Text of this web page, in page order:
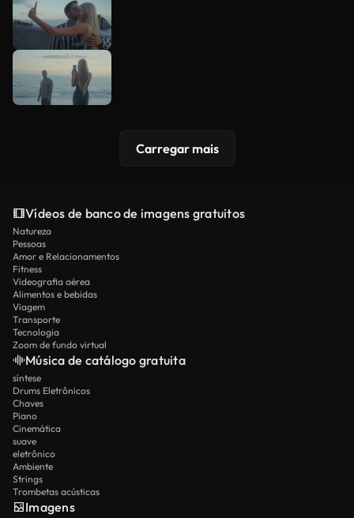
Carregar mais
Vídeos de banco de imagens gratuitos
Natureza
Pessoas
Amor e Relacionamentos
Fitness
Videografia aérea
Alimentos e bebidas
Viagem
Transporte
Tecnologia
Zoom de fundo virtual
Música de catálogo gratuita
síntese
Drums Eletrônicos
Chaves
Piano
Cinemática
suave
eletrônico
Ambiente
Strings
Trombetas acústicas
Imagens